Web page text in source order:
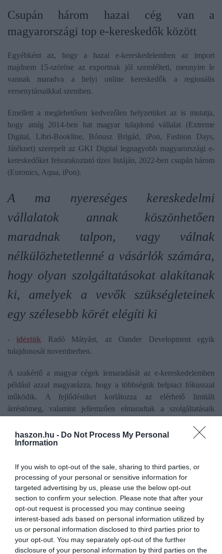
haszon.hu - Do Not Process My Personal
Information
If you wish to opt-out of the sale, sharing to third parties, or
processing of your personal or sensitive information for
targeted advertising by us, please use the below opt-out
section to confirm your selection. Please note that after your
opt-out request is processed you may continue seeing
interest-based ads based on personal information utilized by
us or personal information disclosed to third parties prior to
your opt-out. You may separately opt-out of the further
disclosure of your personal information by third parties on the
Csupán három hazai cég van a
magyarországi top e-kereskedők között
Egyébként az, hogy a hazai e-kereskedelemben az import
majdnem 15-szöröse az exportnak jól szemlélteti, mennyire le
vannak maradva a helyi online kereskedők a regionális
versenytársaikkal szemben.
Emellett a meglehetősen kedvezőlen helyzetüket az is mutatja,
hogy amíg 2014-ben hat magyar tulajdonú vállalat (Extreme
Digital, Libri-Bookline, Bónusz Brigád, iPon, Fashion Days,
Játéknet) szerepelt az GKI Digital legnagyobb magyarországi e-
kereskedőket felsorakoztató tízes listáján, 2022-ben csupán három
(Euronics, Aqua, iPon).
A ma nyereséges kereskedelmi
vállalatok annak köszönhetően
maradnak talpon, vagy válnak
nélkülözhetetlenné a vásárlók számára,
hogy olyan szolgáltatásokat alakítanak
ki, amelyek a vevők szükségleteinek
egy szélesebb körét elégíti ki
- idéztük Radó Mátyást, az Oander Development egyik
tulajdonosát novemberben.
A szakértő a magyar cégek lemaradását az e-kereskedelemben
például azzal magyarázza, hogy a többségük belpiaci fókusszal
működik. A fejlődésüket korlátozza az elérhető limitált
árréstömeg, valamint jellemzően elmaradtak a szolgáltatásaik
Azt látjuk, hogy ma már nemcsak az
offline, de az omnichannel
(sokcsatornás kommunikáció)
kereskedelmet is a szofisztikált
nemzetközi szereplők uralják. Ennek
hatására a hazai tulajdonú kereskedő